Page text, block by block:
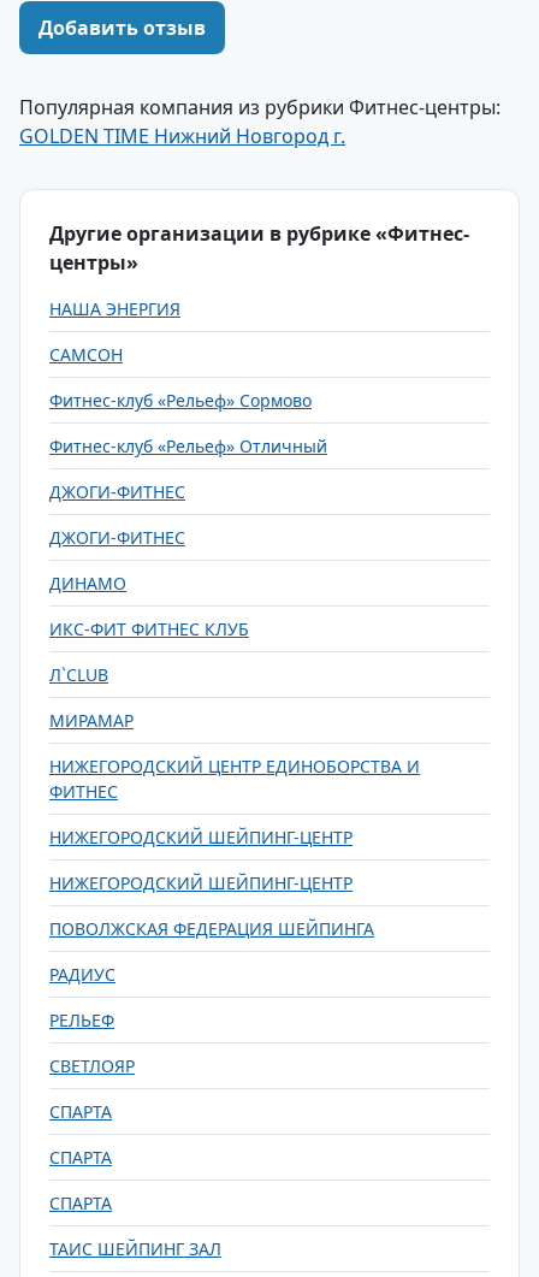
Добавить отзыв
Популярная компания из рубрики Фитнес-центры:
GOLDEN TIME Нижний Новгород г.
Другие организации в рубрике «Фитнес-
центры»
НАША ЭНЕРГИЯ
САМСОН
Фитнес-клуб «Рельеф» Сормово
Фитнес-клуб «Рельеф» Отличный
ДЖОГИ-ФИТНЕС
ДЖОГИ-ФИТНЕС
ДИНАМО
ИКС-ФИТ ФИТНЕС КЛУБ
Л`CLUB
МИРАМАР
НИЖЕГОРОДСКИЙ ЦЕНТР ЕДИНОБОРСТВА И
ФИТНЕС
НИЖЕГОРОДСКИЙ ШЕЙПИНГ-ЦЕНТР
НИЖЕГОРОДСКИЙ ШЕЙПИНГ-ЦЕНТР
ПОВОЛЖСКАЯ ФЕДЕРАЦИЯ ШЕЙПИНГА
РАДИУС
РЕЛЬЕФ
СВЕТЛОЯР
СПАРТА
СПАРТА
СПАРТА
ТАИС ШЕЙПИНГ ЗАЛ